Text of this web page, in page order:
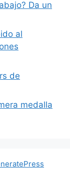
Da un
al
de
medalla